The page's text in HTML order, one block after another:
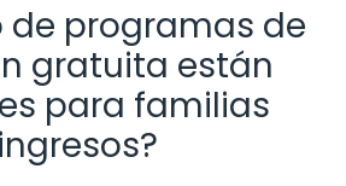
de programas de
gratuita están
para familias